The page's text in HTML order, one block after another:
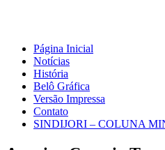
Página Inicial
Notícias
História
Belô Gráfica
Versão Impressa
Contato
SINDIJORI – COLUNA